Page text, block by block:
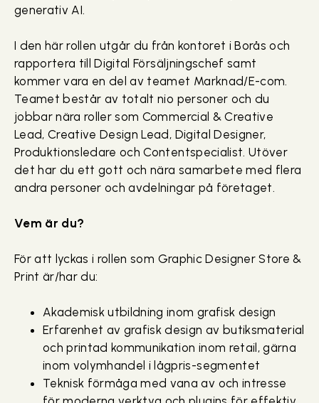
generativ AI.
I den här rollen utgår du från kontoret i Borås och
rapportera till Digital Försäljningschef samt
kommer vara en del av teamet Marknad/E-com.
Teamet består av totalt nio personer och du
jobbar nära roller som Commercial & Creative
Lead, Creative Design Lead, Digital Designer,
Produktionsledare och Contentspecialist. Utöver
det har du ett gott och nära samarbete med flera
andra personer och avdelningar på företaget.
Vem är du?
För att lyckas i rollen som Graphic Designer Store &
Print är/har du:
Akademisk utbildning inom grafisk design
Erfarenhet av grafisk design av butiksmaterial
och printad kommunikation inom retail, gärna
inom volymhandel i lågpris-segmentet
Teknisk förmåga med vana av och intresse